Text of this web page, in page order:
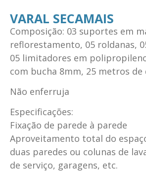
VARAL SECAMAIS
Composição: 03 suportes em
reflorestamento, 05 roldanas,
05 limitadores em
com bucha 8mm, 25 metros de
Não enferruja
Especificações:
Fixação de parede à parede
Aproveitamento total do
duas paredes ou colunas de
de serviço, garagens, etc.